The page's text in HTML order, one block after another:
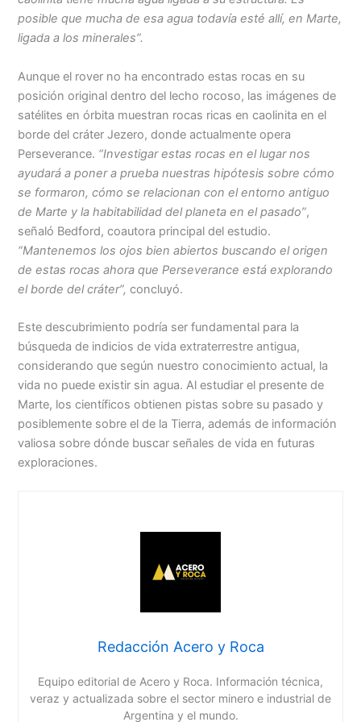
posible que mucha de esa agua todavía esté allí, en Marte,
ligada a los minerales”.
Aunque el rover no ha encontrado estas rocas en su
posición original dentro del lecho rocoso, las imágenes de
satélites en órbita muestran rocas ricas en caolinita en el
borde del cráter Jezero, donde actualmente opera
Perseverance. “Investigar estas rocas en el lugar nos
ayudará a poner a prueba nuestras hipótesis sobre cómo
se formaron, cómo se relacionan con el entorno antiguo
de Marte y la habitabilidad del planeta en el pasado”,
señaló Bedford, coautora principal del estudio.
“Mantenemos los ojos bien abiertos buscando el origen
de estas rocas ahora que Perseverance está explorando
el borde del cráter”,concluyó.
Este descubrimiento podría ser fundamental para la
búsqueda de indicios de vida extraterrestre antigua,
considerando que según nuestro conocimiento actual, la
vida no puede existir sin agua. Al estudiar el presente de
Marte, los científicos obtienen pistas sobre su pasado y
posiblemente sobre el de la Tierra, además de información
valiosa sobre dónde buscar señales de vida en futuras
exploraciones.
Redacción Acero y Roca
Equipo editorial de Acero y Roca. Información técnica,
veraz y actualizada sobre el sector minero e industrial de
Argentina y el mundo.